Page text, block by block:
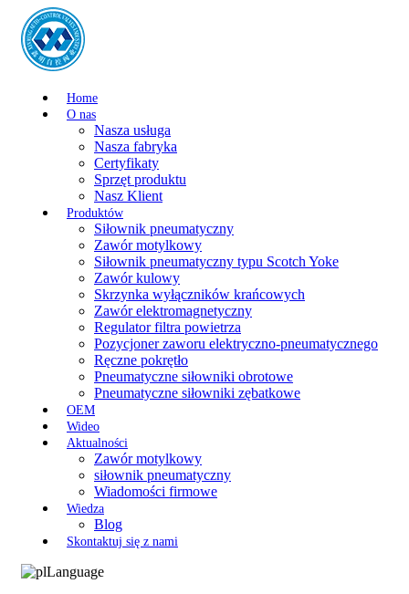
Home
O nas
Nasza usługa
Nasza fabryka
Certyfikaty
Sprzęt produktu
Nasz Klient
Produktów
Siłownik pneumatyczny
Zawór motylkowy
Siłownik pneumatyczny typu Scotch Yoke
Zawór kulowy
Skrzynka wyłączników krańcowych
Zawór elektromagnetyczny
Regulator filtra powietrza
Pozycjoner zaworu elektryczno-pneumatycznego
Ręczne pokrętło
Pneumatyczne siłowniki obrotowe
Pneumatyczne siłowniki zębatkowe
OEM
Wideo
Aktualności
Zawór motylkowy
siłownik pneumatyczny
Wiadomości firmowe
Wiedza
Blog
Skontaktuj się z nami
Language